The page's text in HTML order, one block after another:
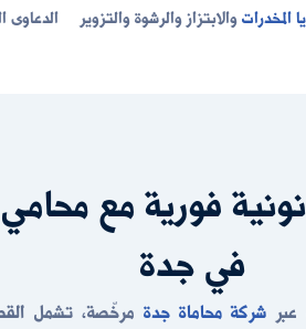
المخدراتوالابتزاز والرشوة والتزوير
الدعاوى
فورية مع
في جدة
عبر شركة محاماة جدة مرخّصة، تشمل